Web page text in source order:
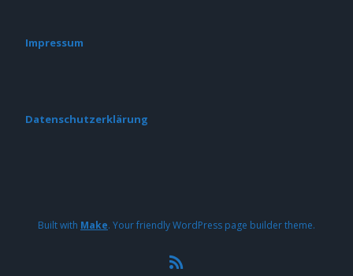
Impressum
Datenschutzerklärung
Built with Make. Your friendly WordPress page builder theme.